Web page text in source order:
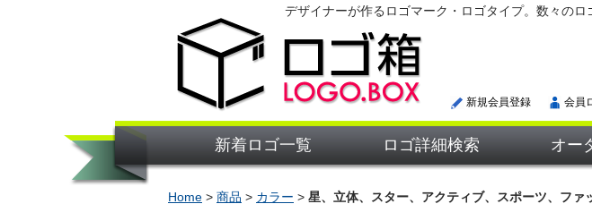
デザイナーが作るロゴマーク・ロゴタイプ。数々の
新規会員登録 会員
新着ロゴ一覧 ロゴ詳細検索 オー
Home > 商品 > カラー > 星、立体、スター、アクティブ、スポーツ、ファ